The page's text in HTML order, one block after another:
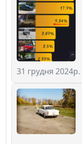
31 грудня 2024р.